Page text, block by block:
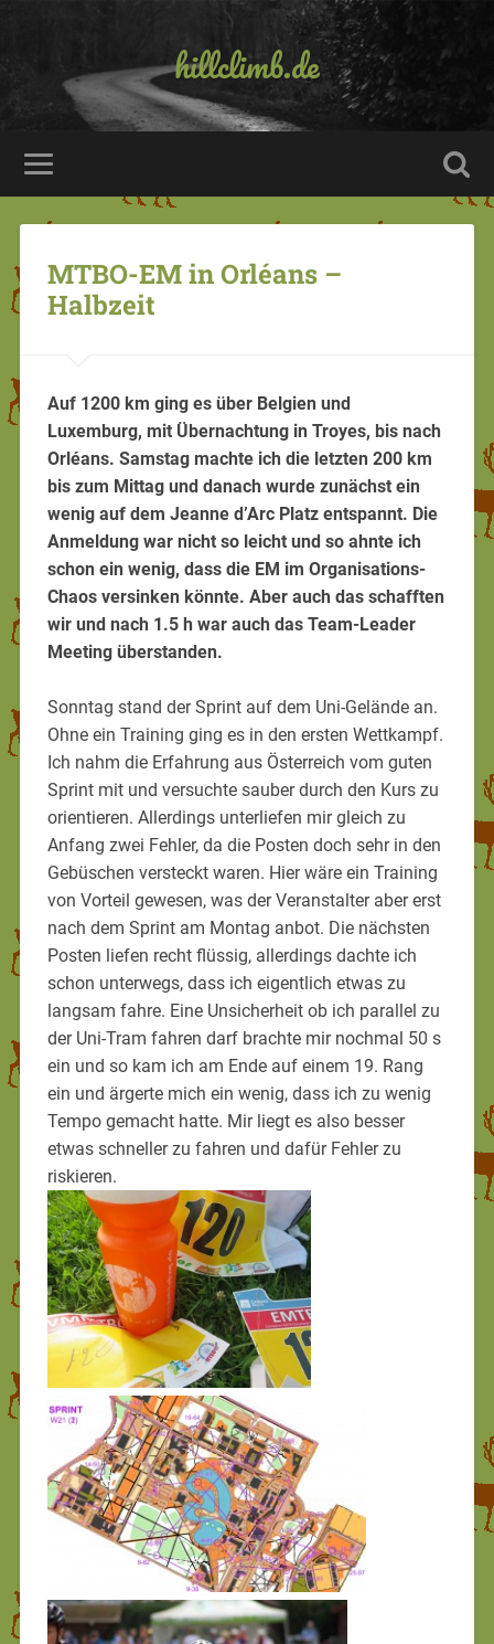
hillclimb.de
MTBO-EM in Orléans –
Halbzeit
Auf 1200 km ging es über Belgien und
Luxemburg, mit Übernachtung in Troyes, bis nach
Orléans. Samstag machte ich die letzten 200 km
bis zum Mittag und danach wurde zunächst ein
wenig auf dem Jeanne d’Arc Platz entspannt. Die
Anmeldung war nicht so leicht und so ahnte ich
schon ein wenig, dass die EM im Organisations-
Chaos versinken könnte. Aber auch das schafften
wir und nach 1.5 h war auch das Team-Leader
Meeting überstanden.
Sonntag stand der Sprint auf dem Uni-Gelände an.
Ohne ein Training ging es in den ersten Wettkampf.
Ich nahm die Erfahrung aus Österreich vom guten
Sprint mit und versuchte sauber durch den Kurs zu
orientieren. Allerdings unterliefen mir gleich zu
Anfang zwei Fehler, da die Posten doch sehr in den
Gebüschen versteckt waren. Hier wäre ein Training
von Vorteil gewesen, was der Veranstalter aber erst
nach dem Sprint am Montag anbot. Die nächsten
Posten liefen recht flüssig, allerdings dachte ich
schon unterwegs, dass ich eigentlich etwas zu
langsam fahre. Eine Unsicherheit ob ich parallel zu
der Uni-Tram fahren darf brachte mir nochmal 50 s
ein und so kam ich am Ende auf einem 19. Rang
ein und ärgerte mich ein wenig, dass ich zu wenig
Tempo gemacht hatte. Mir liegt es also besser
etwas schneller zu fahren und dafür Fehler zu
riskieren.